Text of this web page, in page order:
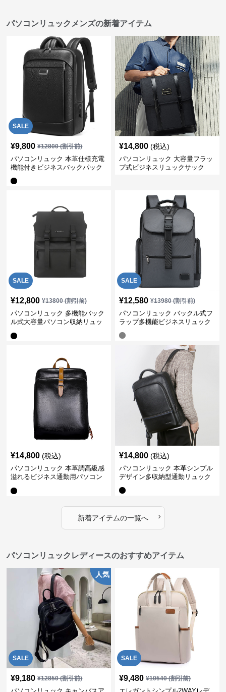
パソコンリュックメンズの新着アイテム
SALE
¥9,800 ¥12800(割引前)
パソコンリュック 本革仕様充電
機能付きビジネスバックパック
¥14,800 (税込)
パソコンリュック 大容量フラッ
プ式ビジネスリュックサック
SALE
¥12,800 ¥13800(割引前)
パソコンリュック 多機能バック
ル式大容量パソコン収納リュッ
SALE
¥12,580 ¥13980(割引前)
パソコンリュック バックル式フ
ラップ多機能ビジネスリュック
¥14,800 (税込)
パソコンリュック 本革調高級感
溢れるビジネス通勤用パソコン
¥14,800 (税込)
パソコンリュック 本革シンプル
デザイン多収納型通勤リュック
新着アイテムの一覧へ ›
パソコンリュックレディースのおすすめアイテム
SALE
人気
¥9,180 ¥12850(割引前)
SALE
¥9,480 ¥10540(割引前)